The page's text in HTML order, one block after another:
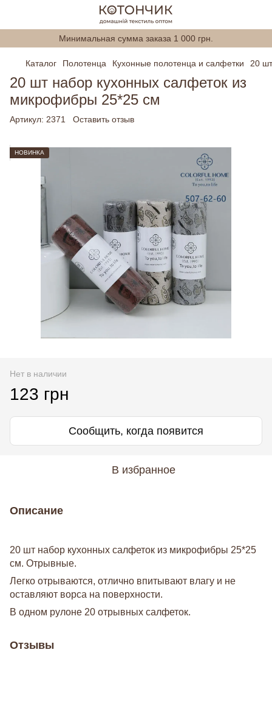
Минимальная сумма заказа 1 000 грн.
Каталог Полотенца Кухонные полотенца и салфетки 20
20 шт набор кухонных салфеток из
микрофибры 25*25 см
Артикул: 2371 Оставить отзыв
НОВИНКА
Нет в наличии
123 грн
Сообщить, когда появится
В избранное
Описание
20 шт набор кухонных салфеток из микрофибры 25*25
см. Отрывные.
Легко отрываются, отлично впитывают влагу и не
оставляют ворса на поверхности.
В одном рулоне 20 отрывных салфеток.
Отзывы